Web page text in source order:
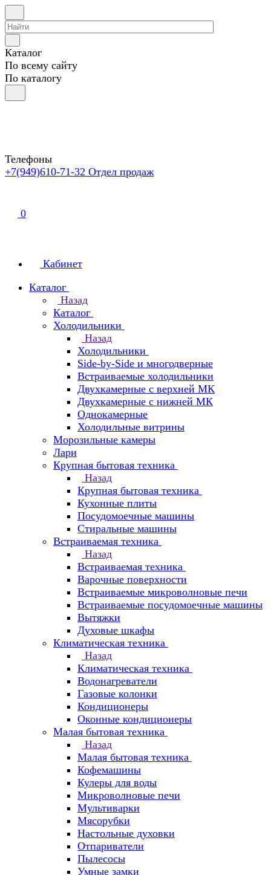
Каталог
По всему сайту
По каталогу
Телефоны
+7(949)610-71-32 Отдел продаж
0
Кабинет
Каталог
Назад
Каталог
Холодильники
Назад
Холодильники
Side-by-Side и многодверные
Встраиваемые холодильники
Двухкамерные с верхней МК
Двухкамерные с нижней МК
Однокамерные
Холодильные витрины
Морозильные камеры
Лари
Крупная бытовая техника
Назад
Крупная бытовая техника
Кухонные плиты
Посудомоечные машины
Стиральные машины
Встраиваемая техника
Назад
Встраиваемая техника
Варочные поверхности
Встраиваемые микроволновые печи
Встраиваемые посудомоечные машины
Вытяжки
Духовые шкафы
Климатическая техника
Назад
Климатическая техника
Водонагреватели
Газовые колонки
Кондиционеры
Оконные кондиционеры
Малая бытовая техника
Назад
Малая бытовая техника
Кофемашины
Кулеры для воды
Микроволновые печи
Мультиварки
Мясорубки
Настольные духовки
Отпариватели
Пылесосы
Умные замки